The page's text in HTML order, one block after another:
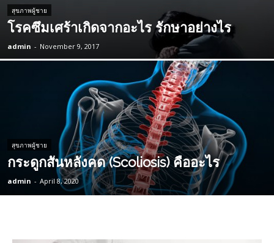
สุขภาพผู้ชาย
โรคซึมเศร้าเกิดจากอะไร รักษาอย่างไร
admin - November 9, 2017
สุขภาพผู้ชาย
กระดูกสันหลังคด (Scoliosis) คืออะไร
admin - April 8, 2020